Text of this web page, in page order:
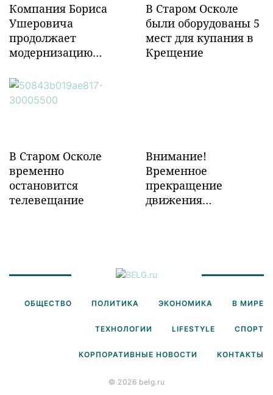
Компания Бориса
Ушеровича
продолжает
модернизацию
инфраструктуры в
Забайкалье
В Старом Осколе
были оборудованы 5
мест для купания в
Крещение
В Старом Осколе
временно
остановится
телевещание
Внимание!
Временное
прекращение
движения
ОБЩЕСТВО ПОЛИТИКА ЭКОНОМИКА В МИРЕ
ТЕХНОЛОГИИ LIFESTYLE СПОРТ
КОРПОРАТИВНЫЕ НОВОСТИ КОНТАКТЫ
© 2026 belg.ru